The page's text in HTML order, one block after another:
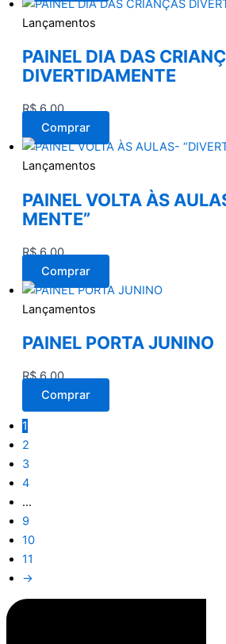
Lançamentos
PAINEL DIA DAS
DIVERTIDAMENTE
R$6,00
Comprar
Lançamentos
PAINEL VOLTA ÀS
MENTE”
R$6,00
Comprar
Lançamentos
PAINEL PORTA JUNINO
R$6,00
Comprar
1
2
3
4
…
9
10
11
→